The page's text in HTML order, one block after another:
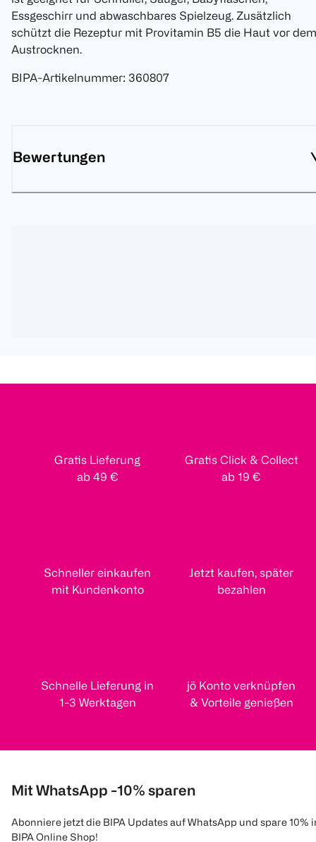
Essgeschirr und abwaschbares Spielzeug. Zusätzlich
schützt die Rezeptur mit Provitamin B5 die Haut vor dem
Austrocknen.
BIPA-Artikelnummer: 360807
Bewertungen
Gratis Lieferung
ab 49 €
Gratis Click & Collect
ab 19 €
Schneller einkaufen
mit Kundenkonto
Jetzt kaufen, später
bezahlen
Schnelle Lieferung in
1-3 Werktagen
jö Konto verknüpfen
& Vorteile genießen
Mit WhatsApp -10% sparen
Abonniere jetzt die BIPA Updates auf WhatsApp und spare 10%
BIPA Online Shop!